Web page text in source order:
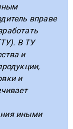
вправе
В ТУ
и
и
иными